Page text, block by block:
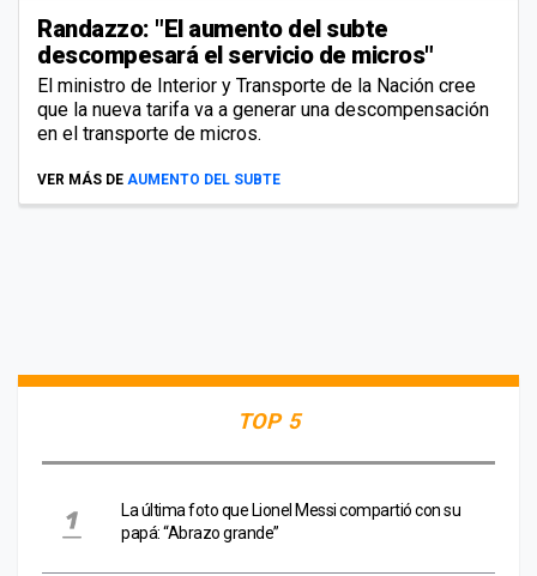
Randazzo: "El aumento del subte
descompesará el servicio de micros"
El ministro de Interior y Transporte de la Nación cree
que la nueva tarifa va a generar una descompensación
en el transporte de micros.
VER MÁS DE AUMENTO DEL SUBTE
TOP 5
La última foto que Lionel Messi compartió con su
papá: “Abrazo grande”